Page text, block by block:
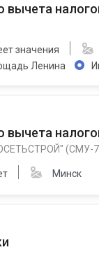
вычета
значения
Ленина
вычета
(СМУ-
Минск